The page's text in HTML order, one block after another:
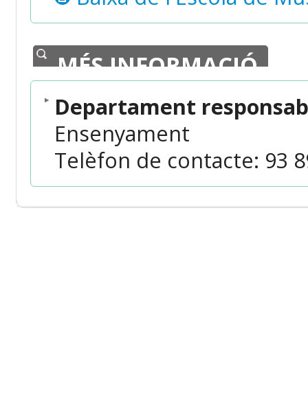
MÉS INFORMACIÓ
Departament
Ensenyament
Telèfon de contacte: 93